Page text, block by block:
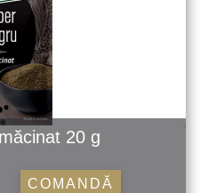
20 g
COMANDĂ